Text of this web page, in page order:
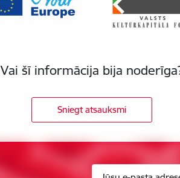
Vai šī informācija bija
Sniegt atsauksmi